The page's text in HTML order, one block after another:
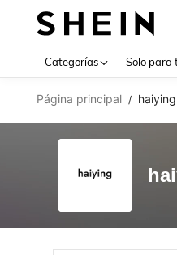
Categorías Solo para
Página principal /